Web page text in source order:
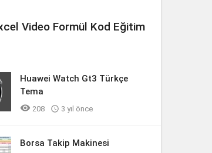
Video Formül Kod Eğitim
Huawei Watch Gt3 Türkçe
Tema
 208  3 yıl önce
Borsa Takip Makinesi